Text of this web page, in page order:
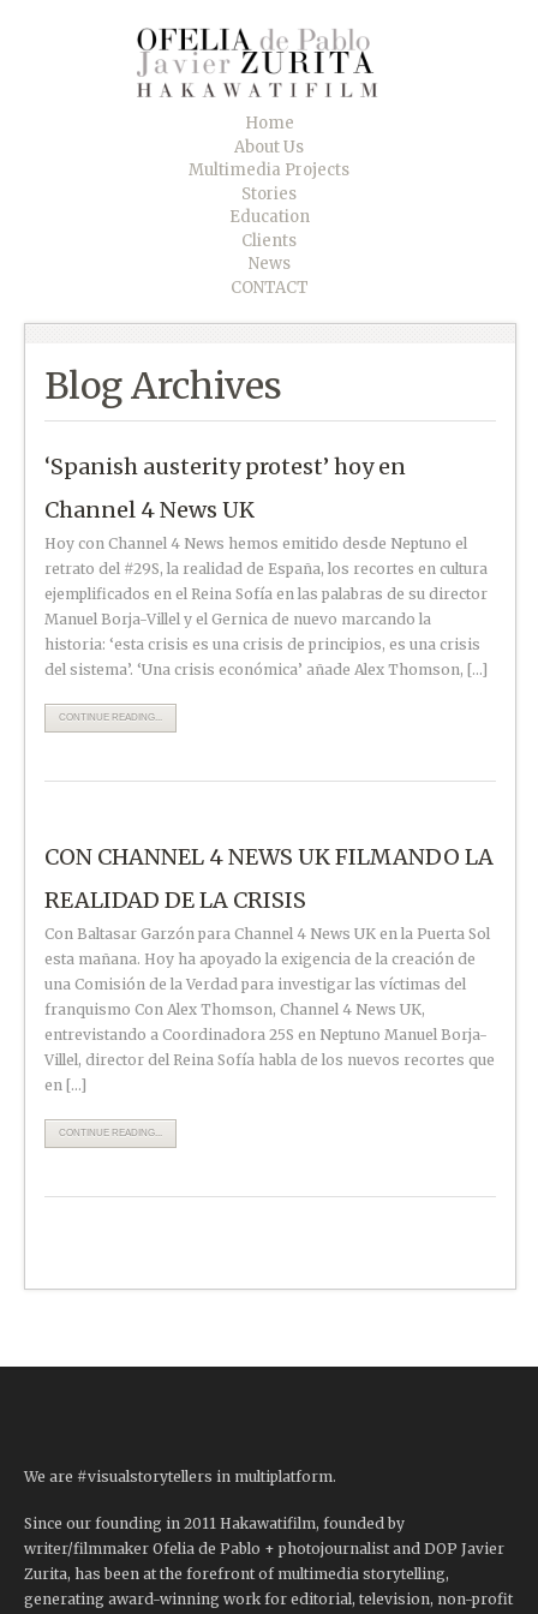
Home
About Us
Multimedia Projects
Stories
Education
Clients
News
CONTACT
Blog Archives
‘Spanish austerity protest’ hoy en
Channel 4 News UK
Hoy con Channel 4 News hemos emitido desde Neptuno el
retrato del #29S, la realidad de España, los recortes en cultura
ejemplificados en el Reina Sofía en las palabras de su director
Manuel Borja-Villel y el Gernica de nuevo marcando la
historia: ‘esta crisis es una crisis de principios, es una crisis
del sistema’. ‘Una crisis económica’ añade Alex Thomson, […]
CONTINUE READING...
CON CHANNEL 4 NEWS UK FILMANDO LA
REALIDAD DE LA CRISIS
Con Baltasar Garzón para Channel 4 News UK en la Puerta Sol
esta mañana. Hoy ha apoyado la exigencia de la creación de
una Comisión de la Verdad para investigar las víctimas del
franquismo Con Alex Thomson, Channel 4 News UK,
entrevistando a Coordinadora 25S en Neptuno Manuel Borja-
Villel, director del Reina Sofía habla de los nuevos recortes que
en […]
CONTINUE READING...
We are #visualstorytellers in multiplatform.
Since our founding in 2011 Hakawatifilm, founded by
writer/filmmaker Ofelia de Pablo + photojournalist and DOP Javier
Zurita, has been at the forefront of multimedia storytelling,
generating award-winning work for editorial, television, non-profit